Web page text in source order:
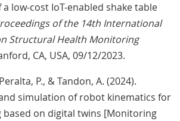
low-cost IoT-enabled shake table
of the 14th International
Structural Health Monitoring
CA, USA, 09/12/2023.
P., & Tandon, A. (2024).
simulation of robot kinematics for
based on digital twins [Monitoring